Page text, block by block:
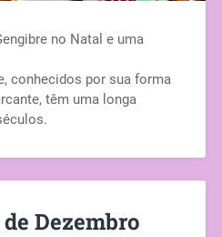
no Natal e uma
conhecidos por sua forma
têm uma longa
Dezembro